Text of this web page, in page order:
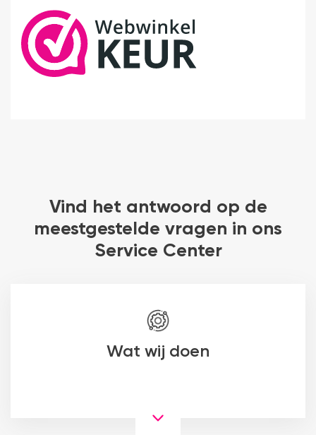
Vind het antwoord op de
meestgestelde vragen in ons
Service Center
Wat wij doen